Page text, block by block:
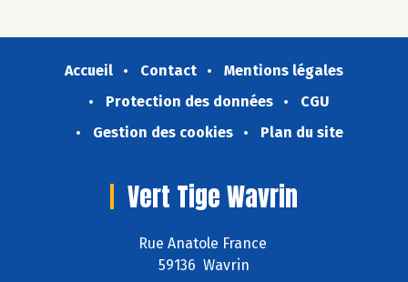
Accueil Contact
Mentions légales
Protection des données
CGU
Gestion des cookies
Plan du site
Vert Tige Wavrin
Rue Anatole France
59136 Wavrin